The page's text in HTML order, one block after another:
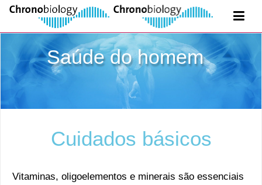
Saúde do homem
Cuidados básicos
Vitaminas, oligoelementos e minerais são essenciais